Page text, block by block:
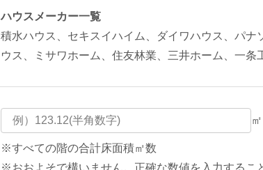
ハウスメーカー一覧
積水ハウス、セキスイハイム、ダイワハウス、パナ
ウス、ミサワホーム、住友林業、三井ホーム、一条
㎡
※すべての階の合計床面積㎡数
※おおよそで構いません。正確な数値を入力するこ